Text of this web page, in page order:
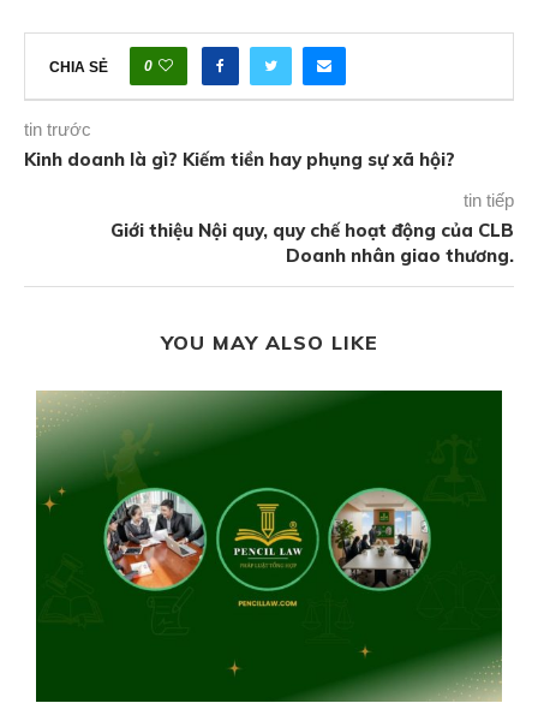
CHIA SẺ 0
tin trước
Kinh doanh là gì? Kiếm tiền hay phụng sự xã hội?
tin tiếp
Giới thiệu Nội quy, quy chế hoạt động của CLB
Doanh nhân giao thương.
YOU MAY ALSO LIKE